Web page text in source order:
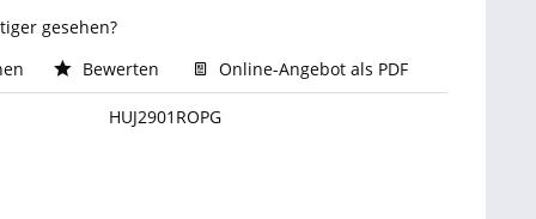
gesehen?
Bewerten Online-Angebot als PDF
HUJ2901ROPG